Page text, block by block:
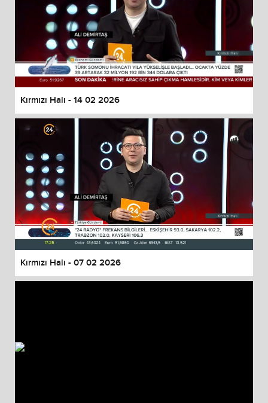
Kırmızı Halı - 14 02 2026
Kırmızı Halı - 07 02 2026